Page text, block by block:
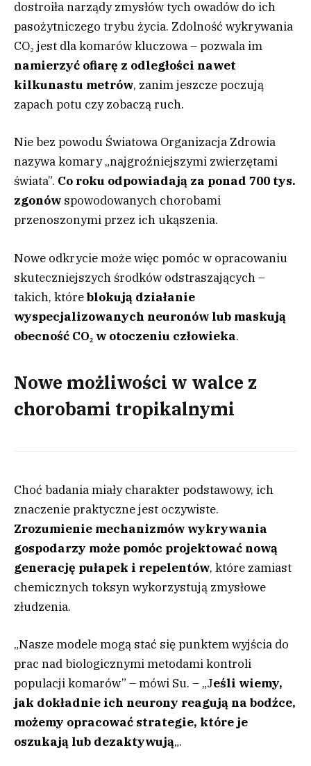
dostroiła narządy zmysłów tych owadów do ich
pasożytniczego trybu życia. Zdolność wykrywania
CO₂ jest dla komarów kluczowa – pozwala im
namierzyć ofiarę z odległości nawet
kilkunastu metrów, zanim jeszcze poczują
zapach potu czy zobaczą ruch.
Nie bez powodu Światowa Organizacja Zdrowia
nazywa komary „najgroźniejszymi zwierzętami
świata”. Co roku odpowiadają za ponad 700 tys.
zgonów spowodowanych chorobami
przenoszonymi przez ich ukąszenia.
Nowe odkrycie może więc pomóc w opracowaniu
skuteczniejszych środków odstraszających –
takich, któreblokują działanie
wyspecjalizowanych neuronów lub maskują
obecność CO₂ w otoczeniu człowieka.
Nowe możliwości w walce z
chorobami tropikalnymi
Choć badania miały charakter podstawowy, ich
znaczenie praktyczne jest oczywiste.
Zrozumienie mechanizmów wykrywania
gospodarzy może pomóc projektować nową
generację pułapek i repelentów, które zamiast
chemicznych toksyn wykorzystują zmysłowe
złudzenia.
„Nasze modele mogą stać się punktem wyjścia do
prac nad biologicznymi metodami kontroli
populacji komarów” – mówi Su. – „Jeśli wiemy,
jak dokładnie ich neurony reagują na bodźce,
możemy opracować strategie, które je
oszukają lub dezaktywują„.